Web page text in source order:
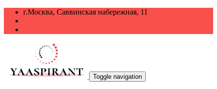
г.Москва, Саввинская набережная, 11
Toggle navigation